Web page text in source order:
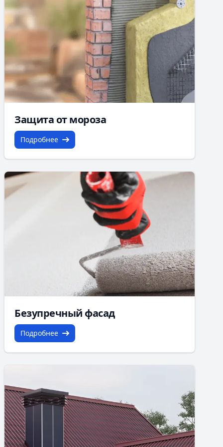
Защита от мороза
Подробнее
Безупречный фасад
Подробнее